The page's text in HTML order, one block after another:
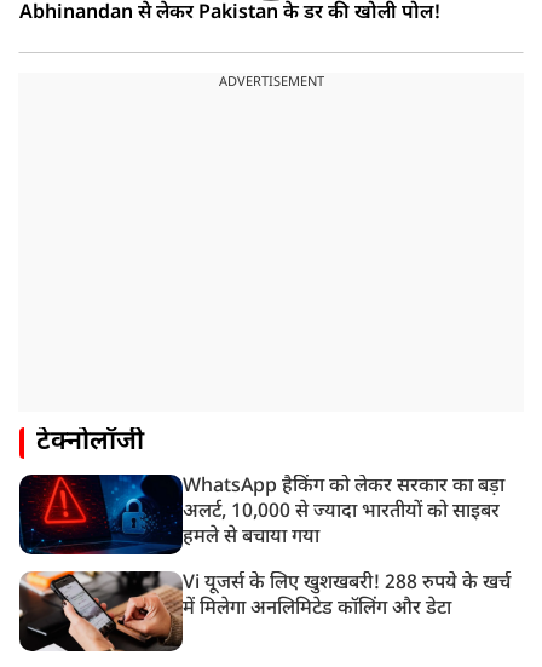
Abhinandan से लेकर Pakistan के डर की खोली पोल!
ADVERTISEMENT
टेक्नोलॉजी
WhatsApp हैकिंग को लेकर सरकार का बड़ा
अलर्ट, 10,000 से ज्यादा भारतीयों को साइबर
हमले से बचाया गया
Vi यूजर्स के लिए खुशखबरी! 288 रुपये के खर्च
में मिलेगा अनलिमिटेड कॉलिंग और डेटा